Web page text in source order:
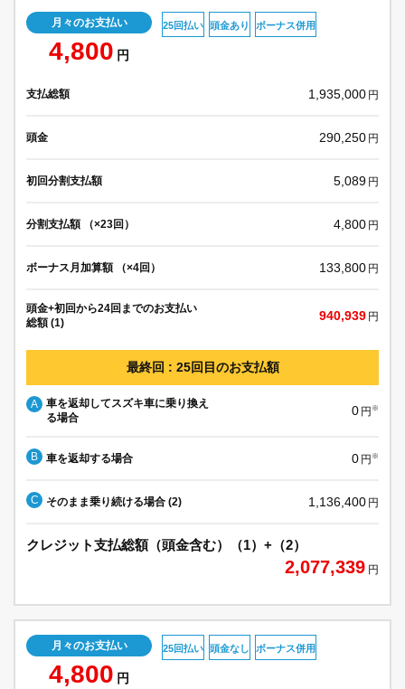
月々のお支払い
4,800 円
25回払い 頭金あり ボーナス併用
支払総額 1,935,000 円
頭金 290,250 円
初回分割支払額 5,089 円
分割支払額 （×23回） 4,800 円
ボーナス月加算額 （×4回） 133,800 円
頭金+初回から24回までのお支払い
総額 (1)
940,939 円
最終回 : 25回目のお支払額
A
車を返却してスズキ車に乗り換え
る場合
0 円 ※
B 車を返却する場合 0 円 ※
C そのまま乗り続ける場合 (2) 1,136,400 円
クレジット支払総額（頭金含む）（1）+（2）
2,077,339 円
月々のお支払い
4,800 円
25回払い 頭金なし ボーナス併用